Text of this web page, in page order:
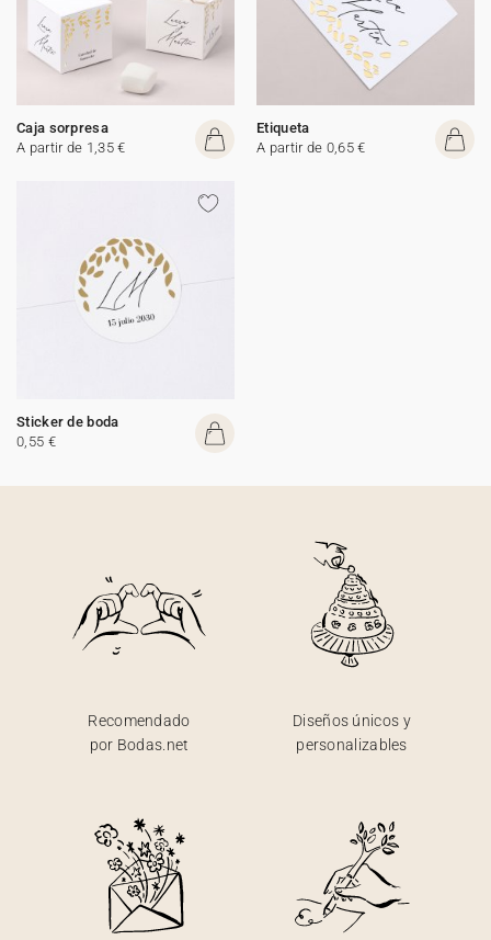
Caja sorpresa
A partir de 1,35 €
Etiqueta
A partir de 0,65 €
Sticker de boda
0,55 €
Recomendado
por Bodas.net
Diseños únicos y
personalizables